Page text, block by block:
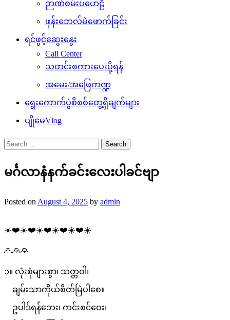
ဉာဏ်စမ်းပဟေဠိ
ဖုန်းဘေလ်မဲဖောက်ခြင်း
ရင်ဖွင့်ဆွေးနွေး
Call Center
သတင်းစကားပေးပို့ရန်
အမေး/အဖြေကဏ္ဍ
ရွေးကောက်ပွဲစိစစ်တွေ့ရှိချက်များ
ပျိုမေVlog
Search
for:
မင်္ဂလာနံနက်ခင်းလေးပါခင်ဗျာ
Posted on August 4, 2025 by admin
☀️❤️☀️❤️☀️❤️☀️❤️☀️❤️☀️
🙏🙏🙏
၁။ လုံးစုံများစွာ၊ သတ္တဝါ၊
ချမ်းသာကိုယ်စိတ်မြဲပါစေ။
ဥပါဒ်ရန်ဘေး၊ ကင်းစင်ဝေး၊